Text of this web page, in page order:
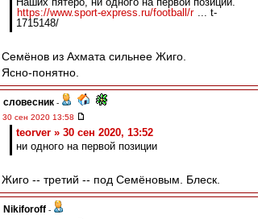
https://www.sport-express.ru/football/r ... t-
1715148/
Семёнов из Ахмата сильнее Жиго.
Ясно-понятно.
словесник -
30 сен 2020 13:58
teorver » 30 сен 2020, 13:52
ни одного на первой позиции
Жиго -- третий -- под Семёновым. Блеск.
Nikiforoff -